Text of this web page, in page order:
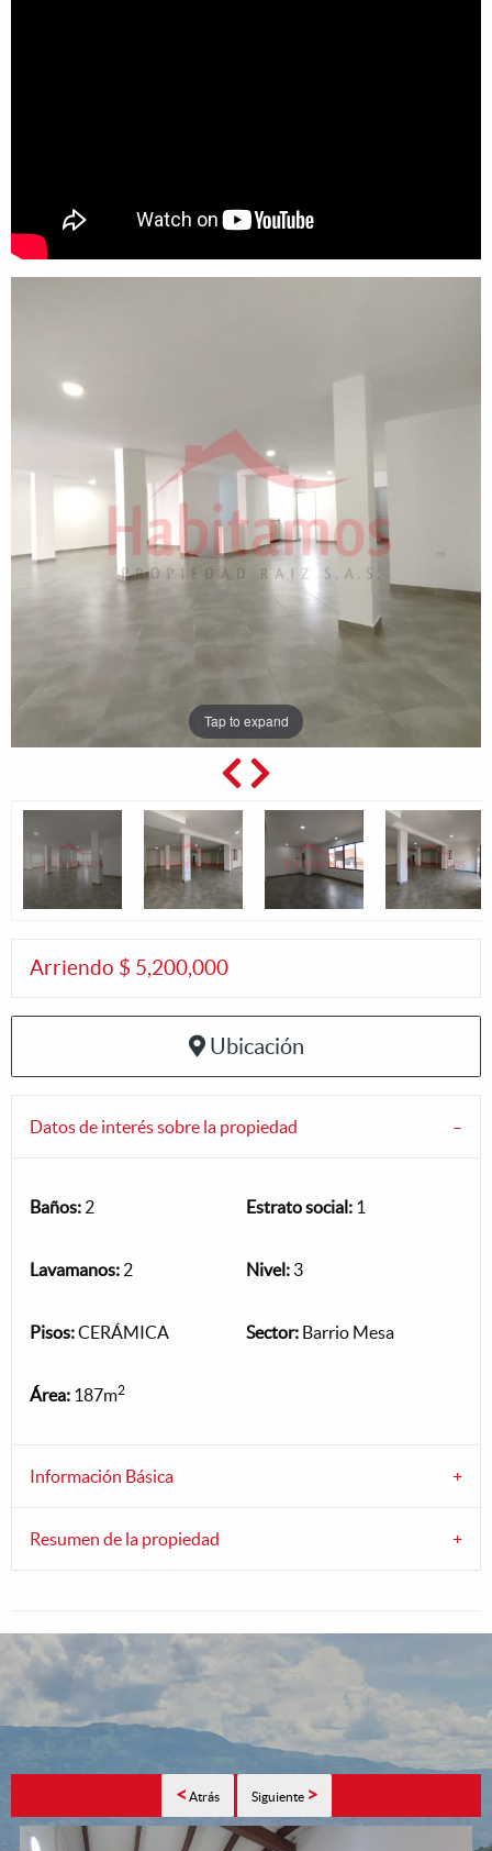
Tap to expand
Arriendo $ 5,200,000
Ubicación
Datos de interés sobre la propiedad
Baños: 2 Estrato social: 1
Lavamanos: 2 Nivel: 3
Pisos:CERÁMICA Sector: Barrio Mesa
Área: 187m2
Información Básica
Resumen de la propiedad
< Atrás Siguiente >